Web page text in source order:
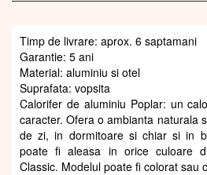
Timp de livrare: aprox. 6 saptamani
Garantie: 5 ani
Material: aluminiu si otel
Suprafata: vopsita
Calorifer de aluminiu Poplar: un
caracter. Ofera o ambianta naturala
de zi, in dormitoare si chiar si in
poate fi aleasa in orice culoare
Classic. Modelul poate fi colorat sau